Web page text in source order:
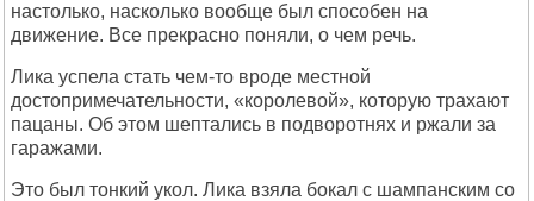
настолько, насколько вообще был способен на
движение. Все прекрасно поняли, о чем речь.
Лика успела стать чем-то вроде местной
достопримечательности, «королевой», которую трахают
пацаны. Об этом шептались в подворотнях и ржали за
гаражами.
Это был тонкий укол. Лика взяла бокал с шампанским со